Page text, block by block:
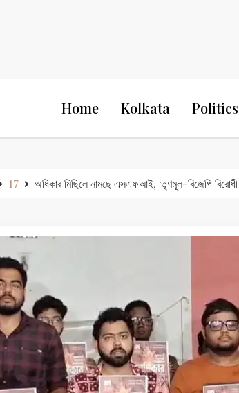
Home Kolkata Politics
17 অধিকার মিছিলে নামছে এসএফআই, ‘তৃণমূল-বিজেপি